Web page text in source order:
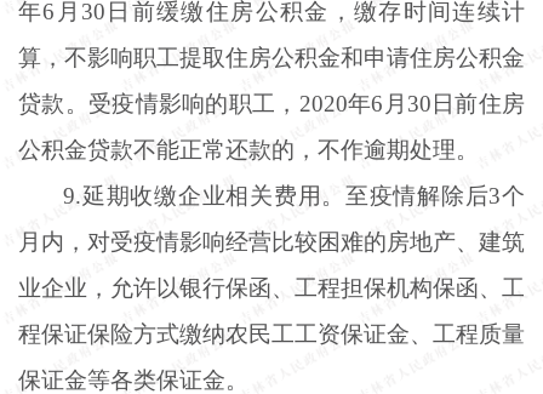
年6月30日前缓缴住房公积金，缴存时间连续计
算，不影响职工提取住房公积金和申请住房公积金
贷款。受疫情影响的职工，2020年6月30日前住房
公积金贷款不能正常还款的，不作逾期处理。
9.延期收缴企业相关费用。至疫情解除后3个
月内，对受疫情影响经营比较困难的房地产、建筑
业企业，允许以银行保函、工程担保机构保函、工
程保证保险方式缴纳农民工工资保证金、工程质量
保证金等各类保证金。